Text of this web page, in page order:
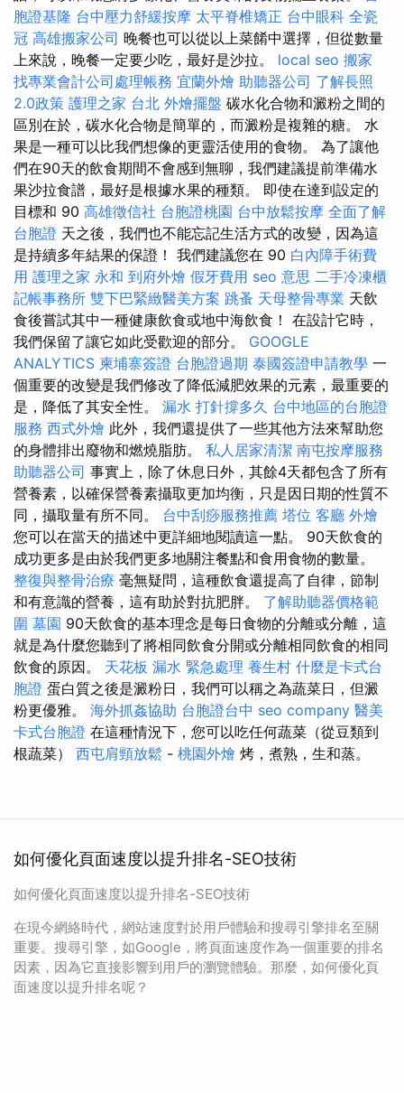
胞證基隆 台中壓力舒緩按摩 太平脊椎矯正 台中眼科 全瓷
冠 高雄搬家公司 晚餐也可以從以上菜餚中選擇，但從數量
上來說，晚餐一定要少吃，最好是沙拉。 local seo 搬家
找專業會計公司處理帳務 宜蘭外燴 助聽器公司 了解長照
2.0政策 護理之家 台北 外燴擺盤 碳水化合物和澱粉之間的
區別在於，碳水化合物是簡單的，而澱粉是複雜的糖。 水
果是一種可以比我們想像的更靈活使用的食物。 為了讓他
們在90天的飲食期間不會感到無聊，我們建議提前準備水
果沙拉食譜，最好是根據水果的種類。 即使在達到設定的
目標和 90 高雄徵信社 台胞證桃園 台中放鬆按摩 全面了解
台胞證 天之後，我們也不能忘記生活方式的改變，因為這
是持續多年結果的保證！ 我們建議您在 90 白內障手術費
用 護理之家 永和 到府外燴 假牙費用 seo 意思 二手冷凍櫃
記帳事務所 雙下巴緊緻醫美方案 跳蚤 天母整骨專業 天飲
食後嘗試其中一種健康飲食或地中海飲食！ 在設計它時，
我們保留了讓它如此受歡迎的部分。 GOOGLE
ANALYTICS 柬埔寨簽證 台胞證過期 泰國簽證申請教學 一
個重要的改變是我們修改了降低減肥效果的元素，最重要的
是，降低了其安全性。 漏水 打針撐多久 台中地區的台胞證
服務 西式外燴 此外，我們還提供了一些其他方法來幫助您
的身體排出廢物和燃燒脂肪。 私人居家清潔 南屯按摩服務
助聽器公司 事實上，除了休息日外，其餘4天都包含了所有
營養素，以確保營養素攝取更加均衡，只是因日期的性質不
同，攝取量有所不同。 台中刮痧服務推薦 塔位 客廳 外燴
您可以在當天的描述中更詳細地閱讀這一點。 90天飲食的
成功更多是由於我們更多地關注餐點和食用食物的數量。
整復與整骨治療 毫無疑問，這種飲食還提高了自律，節制
和有意識的營養，這有助於對抗肥胖。 了解助聽器價格範
圍 墓園 90天飲食的基本理念是每日食物的分離或分離，這
就是為什麼您聽到了將相同飲食分開或分離相同飲食的相同
飲食的原因。 天花板 漏水 緊急處理 養生村 什麼是卡式台
胞證 蛋白質之後是澱粉日，我們可以稱之為蔬菜日，但澱
粉更優雅。 海外抓姦協助 台胞證台中 seo company 醫美
卡式台胞證 在這種情況下，您可以吃任何蔬菜（從豆類到
根蔬菜） 西屯肩頸放鬆 - 桃園外燴 烤，煮熟，生和蒸。
如何優化頁面速度以提升排名-SEO技術
如何優化頁面速度以提升排名-SEO技術
在現今網絡時代，網站速度對於用戶體驗和搜尋引擎排名至關
重要。搜尋引擎，如Google，將頁面速度作為一個重要的排名
因素，因為它直接影響到用戶的瀏覽體驗。那麼，如何優化頁
面速度以提升排名呢？